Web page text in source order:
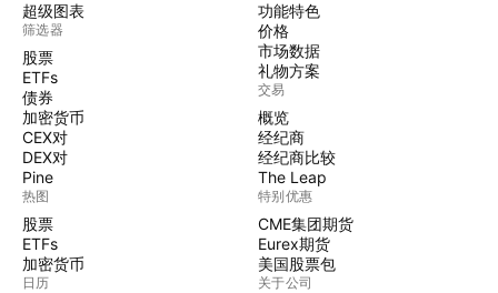
超级图表
筛选器
股票
ETFs
债券
加密货币
CEX对
DEX对
Pine
热图
股票
ETFs
加密货币
日历
功能特色
价格
市场数据
礼物方案
交易
概览
经纪商
经纪商比较
The Leap
特别优惠
CME集团期货
Eurex期货
美国股票包
关于公司